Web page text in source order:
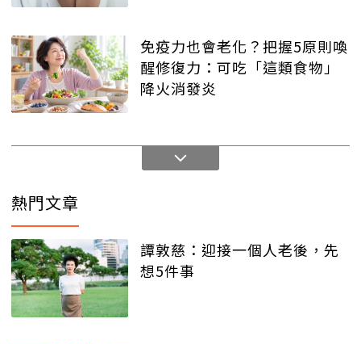
免疫力也會老化？把握5原則喚
醒修復力：可吃「這類食物」
降火消發炎
熱門文章
譚敦慈：迎接一個人老後，先
想5件事